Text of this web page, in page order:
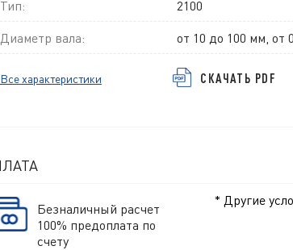
Тип:
2100
Диаметр вала:
от 10 до 100 мм, от
Все характеристики СКАЧАТЬ PDF
Безналичный расчет
100% предоплата по
счету
* Другие